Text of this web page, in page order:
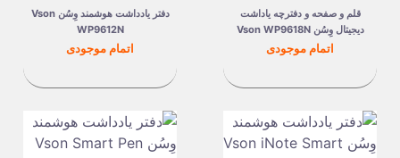
قلم و صفحه و دفترچه یاداشت
دیجیتال وِسُن Vson WP9618N
قیمت
اتمام موجودی
دفتر یادداشت هوشمند وِسُن Vson
WP9612N
قیمت
اتمام موجودی